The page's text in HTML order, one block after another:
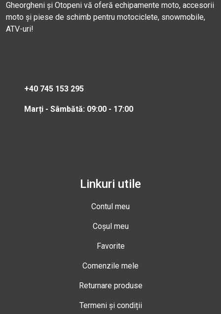
Gheorgheni și Otopeni vă oferă echipamente moto, accesorii
moto și piese de schimb pentru motociclete, snowmobile,
ATV-uri!
+40 745 153 295
Marți - Sâmbătă: 09:00 - 17:00
Linkuri utile
Contul meu
Coșul meu
Favorite
Comenzile mele
Returnare produse
Termeni și condiții